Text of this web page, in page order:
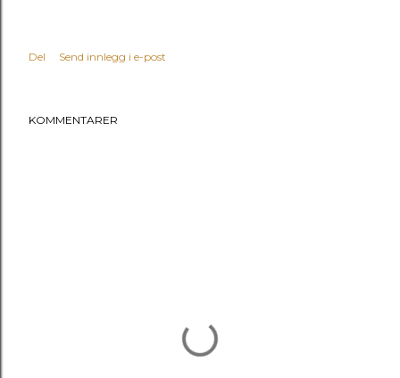
Del Send innlegg i e-post
KOMMENTARER